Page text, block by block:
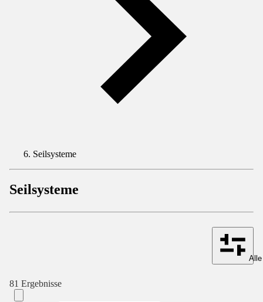
Seilsysteme
Seilsysteme
81 Ergebnisse